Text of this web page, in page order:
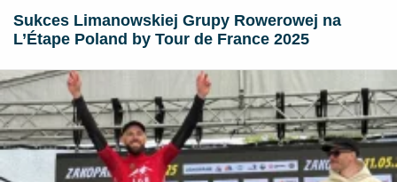
Sukces Limanowskiej Grupy Rowerowej na
L’Étape Poland by Tour de France 2025